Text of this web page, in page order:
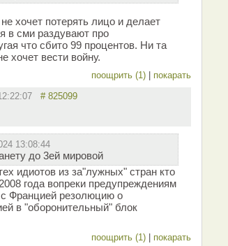
хочет потерять лицо и делает
в сми раздувают про
что сбито 99 процентов. Ни та
хочет вести войну.
поощрить (1) покарать
# 825099
13:08:44
до 3ей мировой
идиотов из за"лужных" стран кто
года вопреки предупреждениям
Францией резолюцию о
в "оборонительный" блок
поощрить (1) покарать